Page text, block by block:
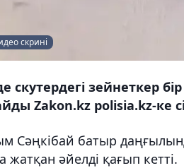
скрині
скутердегі зейнеткер
Zakon.kz polisia.kz-ке
Сәңкібай батыр
жатқан әйелді қағып кетті.